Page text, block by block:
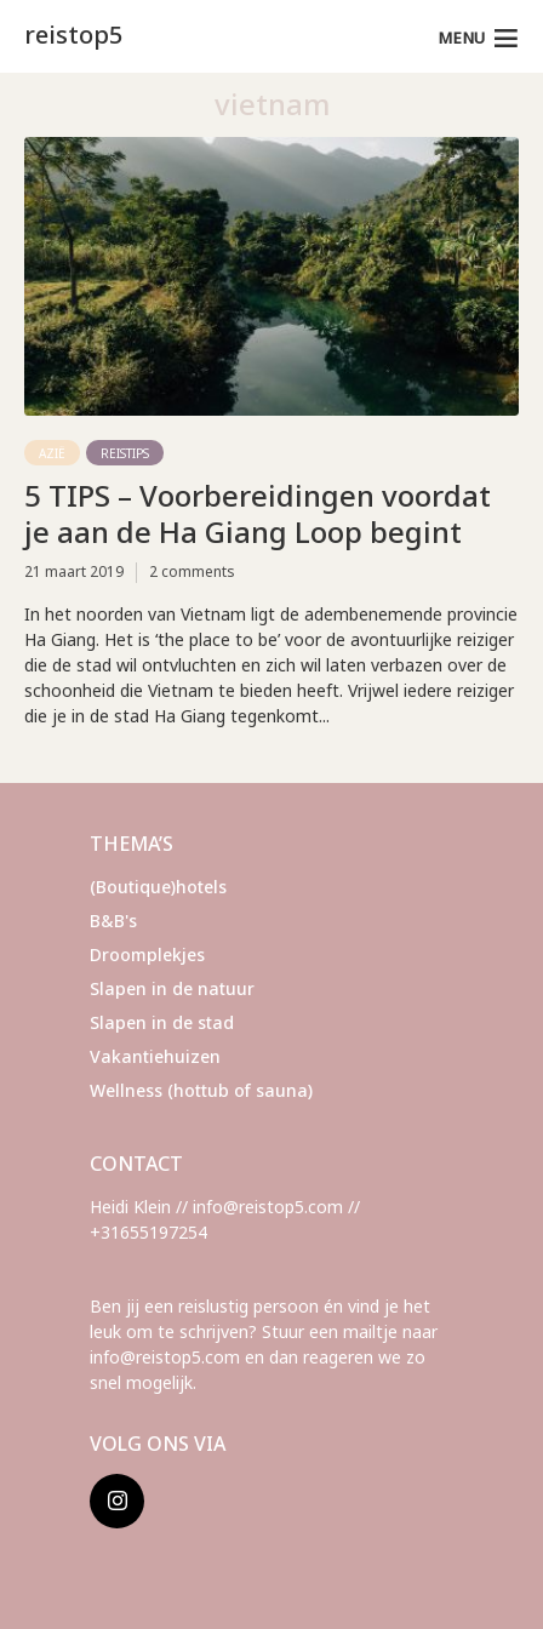
reistop5 MENU
vietnam
AZIË REISTIPS
5 TIPS – Voorbereidingen voordat
je aan de Ha Giang Loop begint
21 maart 2019 2 comments
In het noorden van Vietnam ligt de adembenemende provincie
Ha Giang. Het is ‘the place to be’ voor de avontuurlijke reiziger
die de stad wil ontvluchten en zich wil laten verbazen over de
schoonheid die Vietnam te bieden heeft. Vrijwel iedere reiziger
die je in de stad Ha Giang tegenkomt...
THEMA’S
(Boutique)hotels
B&B's
Droomplekjes
Slapen in de natuur
Slapen in de stad
Vakantiehuizen
Wellness (hottub of sauna)
CONTACT
Heidi Klein // info@reistop5.com //
+31655197254
Ben jij een reislustig persoon én vind je het
leuk om te schrijven? Stuur een mailtje naar
info@reistop5.com en dan reageren we zo
snel mogelijk.
VOLG ONS VIA